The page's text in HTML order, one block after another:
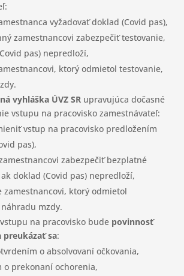
vyžadovať doklad (Covid pas),
zamestnancovi zabezpečiť testovanie,
pas) nepredloží,
ktorý odmietol testovanie,
vyhláška ÚVZ SR upravujúca dočasné
vstupu na pracovisko zamestnávateľ:
vstup na pracovisko predložením
pas),
zabezpečiť bezplatné
doklad (Covid pas) nepredloží,
zamestnancovi, ktorý odmietol
mzdy.
na pracovisko bude povinnosť
preukázať sa:
o absolvovaní očkovania,
o prekonaní ochorenia,